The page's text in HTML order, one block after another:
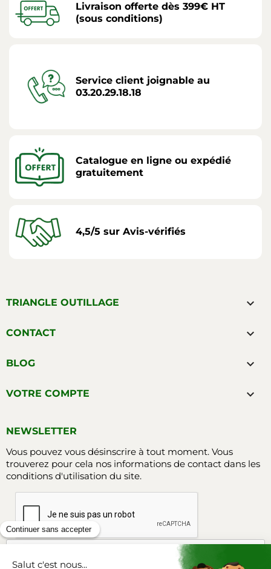
Livraison offerte dès 399€ HT
(sous conditions)
Service client joignable au
03.20.29.18.18
Catalogue en ligne ou expédié
gratuitement
4,5/5 sur Avis-vérifiés
TRIANGLE OUTILLAGE 
CONTACT 
BLOG 
VOTRE COMPTE 
NEWSLETTER
Vous pouvez vous désinscrire à tout moment. Vous
trouverez pour cela nos informations de contact dans les
conditions d'utilisation du site.